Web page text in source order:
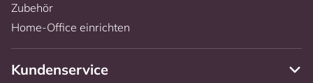
Zubehör
Home-Office einrichten
Kundenservice